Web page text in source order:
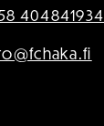
404841934